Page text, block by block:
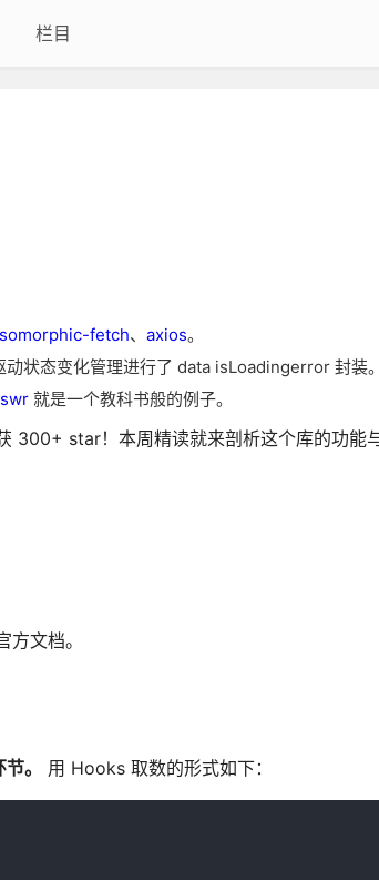
栏目
fetch、 axios。
状态变化管理进行了 data isLoadingerror 封装。
swr就是一个教科书般的例子。
star！本周精读就来剖析这个库的功能
文档。
。 用 Hooks 取数的形式如下：